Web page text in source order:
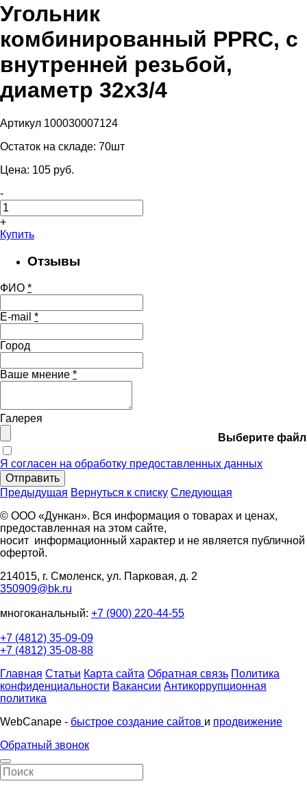
Угольник
комбинированный PPRC, c
внутренней резьбой,
диаметр 32х3/4
Артикул 100030007124
Остаток на складе: 70шт
Цена: 105 pуб.
-
+
Купить
Отзывы
ФИО *
E-mail *
Город
Ваше мнение *
Галерея
Выберите файл
Я согласен на обработку предоставленных данных
Отправить
Предыдущая Вернуться к списку Следующая
© ООО «Дункан». Вся информация о товарах и ценах,
предоставленная на этом сайте,
носит информационный характер и не является публичной
офертой.
214015, г. Смоленск, ул. Парковая, д. 2
350909@bk.ru
многоканальный: +7 (900) 220-44-55
+7 (4812) 35-09-09
+7 (4812) 35-08-88
Главная Статьи Карта сайта Обратная связь Политика
конфиденциальности Вакансии Антикоррупционная
политика
WebCanape - быстрое создание сайтов и продвижение
Обратный звонок